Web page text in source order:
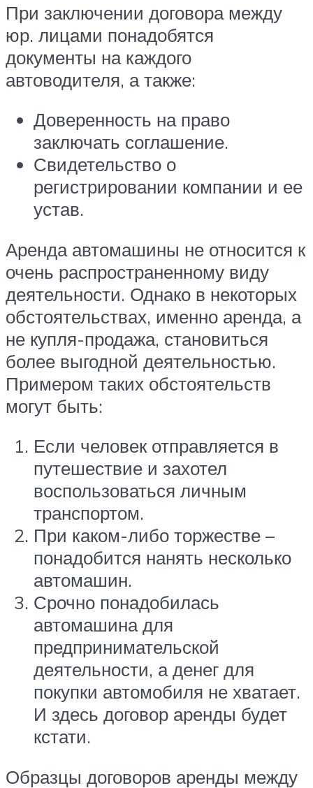
При заключении договора между
юр. лицами понадобятся
документы на каждого
автоводителя, а также:
Доверенность на право
заключать соглашение.
Свидетельство о
регистрировании компании и ее
устав.
Аренда автомашины не относится к
очень распространенному виду
деятельности. Однако в некоторых
обстоятельствах, именно аренда, а
не купля-продажа, становиться
более выгодной деятельностью.
Примером таких обстоятельств
могут быть:
Если человек отправляется в
путешествие и захотел
воспользоваться личным
транспортом.
При каком-либо торжестве –
понадобится нанять несколько
автомашин.
Срочно понадобилась
автомашина для
предпринимательской
деятельности, а денег для
покупки автомобиля не хватает.
И здесь договор аренды будет
кстати.
Образцы договоров аренды между